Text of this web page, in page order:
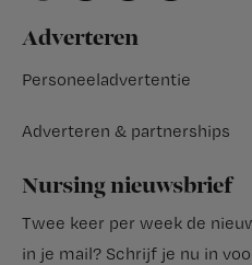
Adverteren
Personeeladvertentie
Adverteren & partnerships
Nursing nieuwsbrief
Twee keer per week de
in je mail? Schrijf je nu in